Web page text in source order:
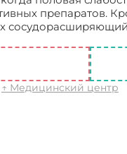
препаратов.
↑ Медицинский центр